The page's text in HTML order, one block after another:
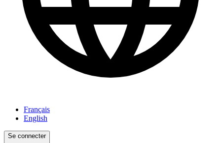
Français
English
Se connecter